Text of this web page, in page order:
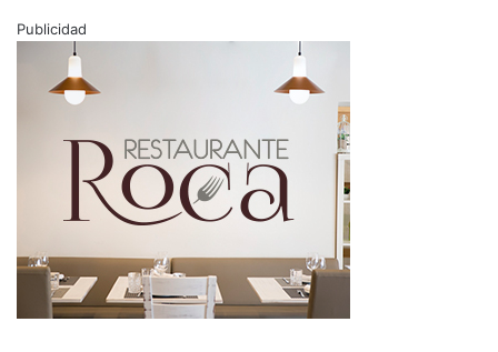
Publicidad